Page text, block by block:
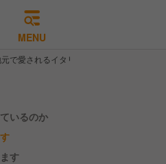
MENU
で愛されるイタリア料理店の調理スタッ
いるのか
す